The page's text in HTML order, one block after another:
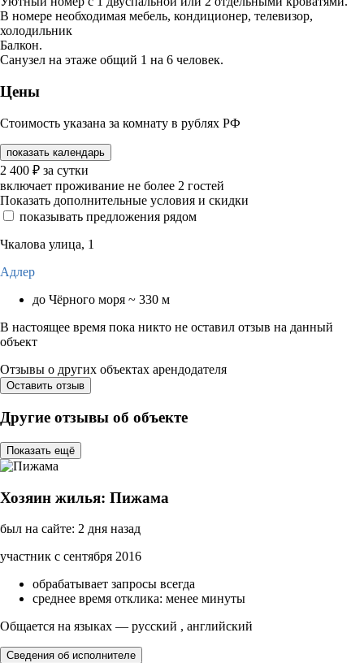
В номере необходимая мебель, кондиционер, телевизор,
холодильник
Балкон.
Санузел на этаже общий 1 на 6 человек.
Цены
Стоимость указана за комнату в рублях РФ
показать календарь
2 400 ₽ за сутки
включает проживание не более 2 гостей
Показать дополнительные условия и скидки
показывать предложения рядом
Чкалова улица, 1
Адлер
до Чёрного моря ~ 330 м
В настоящее время пока никто не оставил отзыв на данный
объект
Отзывы о других объектах арендодателя
Оставить отзыв
Другие отзывы об объекте
Показать ещё
Хозяин жилья: Пижама
был на сайте: 2 дня назад
участник с сентября 2016
обрабатывает запросы всегда
среднее время отклика: менее минуты
Общается на языках — русский , английский
Сведения об исполнителе